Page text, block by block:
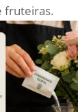
fruteiras.